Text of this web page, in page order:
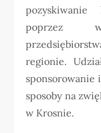
poprzez
regionie.
sponsorowanie
sposoby na
w Krosnie.